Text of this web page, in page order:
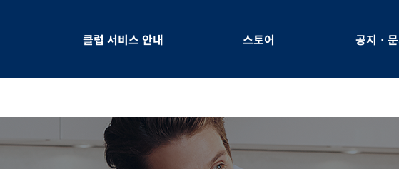
클럽 서비스 안내 스토어 공지ㆍ